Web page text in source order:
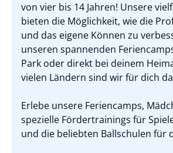
von vier bis 14 Jahren! Unsere
bieten die Möglichkeit, wie die
und das eigene Können zu
unseren spannenden
Park oder direkt bei deinem
vielen Ländern sind wir für dich
Erlebe unsere Feriencamps,
spezielle Fördertrainings für
und die beliebten Ballschulen für